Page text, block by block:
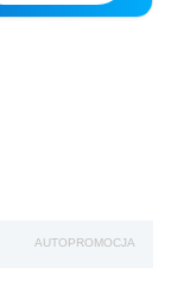
AUTOPROMOCJA